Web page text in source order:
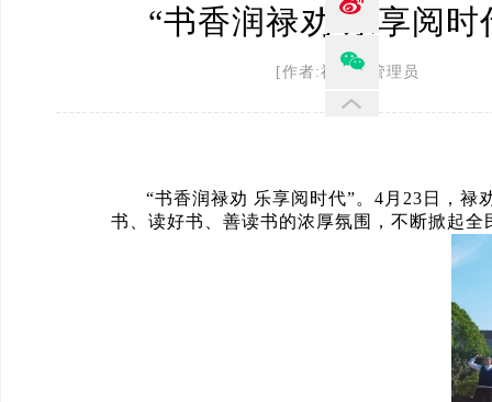
“书香润禄劝 乐享阅
[作者:禄劝县管理员 发
“书香润禄劝 乐享阅时代”。4月23日，禄
书、读好书、善读书的浓厚氛围，不断掀起